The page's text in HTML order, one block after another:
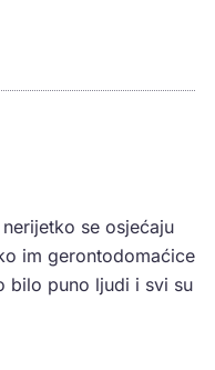
se osjećaju
im gerontodomaćice
bilo puno ljudi i svi su